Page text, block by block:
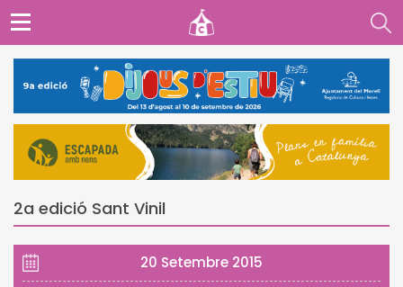
2a edició Sant Vinil
20 Setembre 2015